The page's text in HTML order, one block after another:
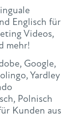
Englisch für
Videos,
mehr!
Google,
Yardley
Polnisch
Kunden aus